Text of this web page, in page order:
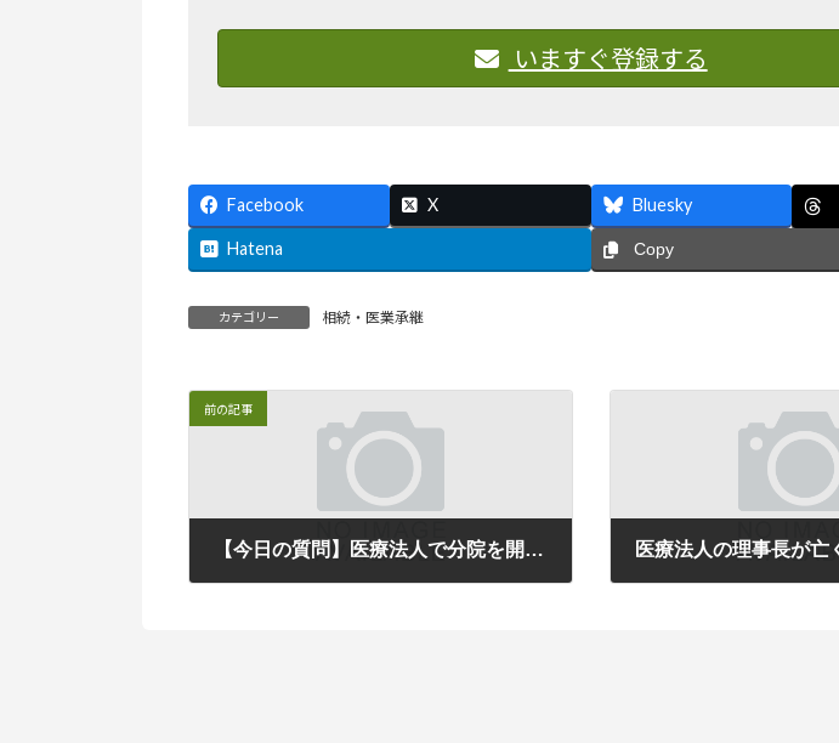
いますぐ登録する
Facebook X Bluesky
Hatena Copy
カテゴリー 相続・医業承継
前の記事
【今日の質問】医療法人で分院を開設する予定です。分院の名前を「○○センタークリニック」としたいのですが、可能でしょうか？ 【答え】はコチラ⇒